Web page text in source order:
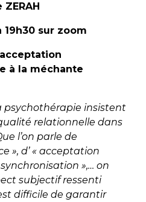
19h30 sur zoom
à la méchante
psychothérapie insistent
relationnelle dans
l’on parle de
», d’ « acceptation
»,… on
subjectif ressenti
difficile de garantir